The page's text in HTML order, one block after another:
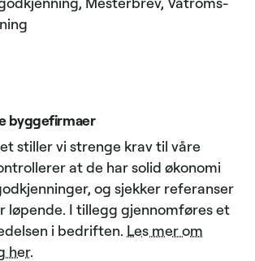
byggefirmaer
stiller vi strenge krav til våre
at de har solid økonomi
og sjekker referanser
løpende. I tillegg gjennomføres et
i bedriften. Les mer om
her.